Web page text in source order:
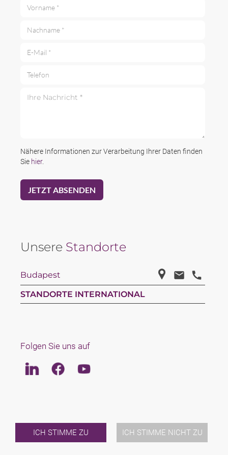
ICH STIMME ZU ICH STIMME NICHT ZU
Nähere Informationen zur Verarbeitung Ihrer Daten finden
Sie hier.
Unsere Standorte
Budapest
STANDORTE INTERNATIONAL
Folgen Sie uns auf
LinkedinFacebookYoutube
INTERNATIONAL
NEWS & JUSFUL